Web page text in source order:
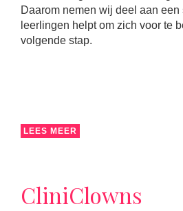
Daarom nemen wij deel aan
leerlingen helpt om zich voor te
volgende stap.
LEES MEER
CliniClowns